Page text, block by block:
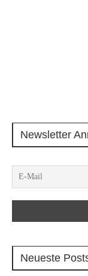
Newsletter
Neueste